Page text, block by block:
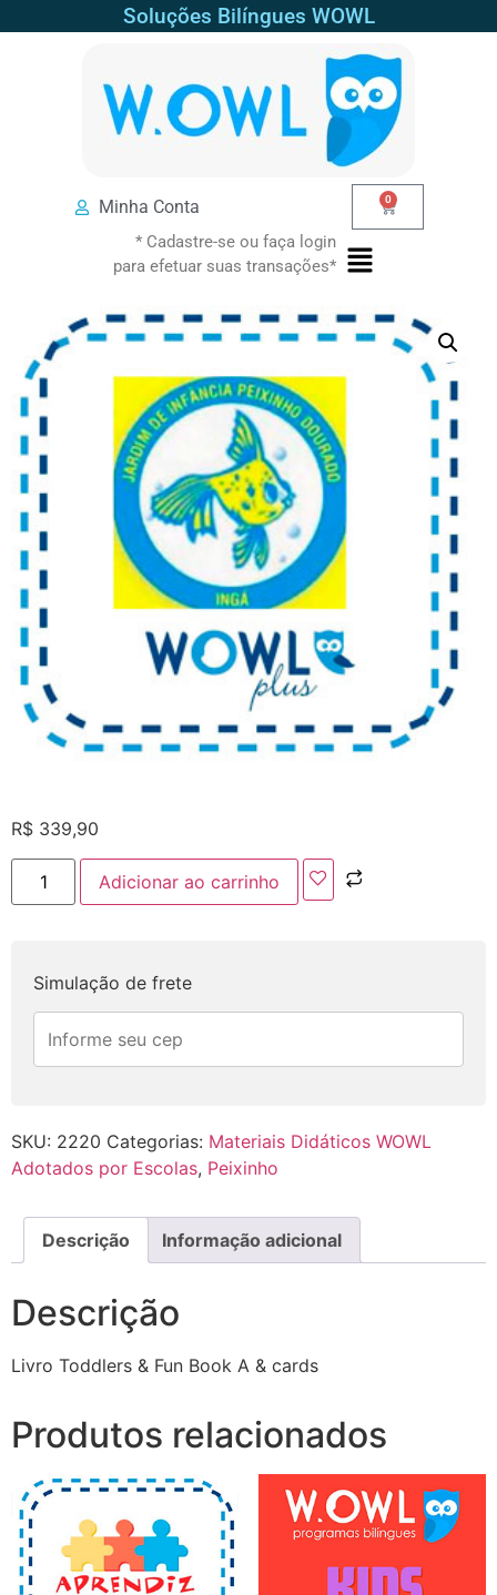
Soluções Bilíngues WOWL
Minha Conta 0
* Cadastre-se ou faça login
para efetuar suas transações*
R$ 339,90
Adicionar ao carrinho
Simulação de frete
SKU: 2220 Categorias: Materiais Didáticos WOWL
Adotados por Escolas, Peixinho
Descrição Informação adicional
Descrição
Livro Toddlers & Fun Book A & cards
Produtos relacionados